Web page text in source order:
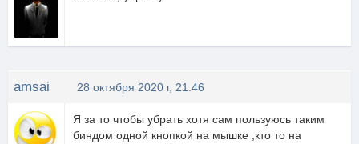
amsai 28 октября 2020 г, 21:46
Я за то чтобы убрать хотя сам пользуюсь таким
биндом одной кнопкой на мышке ,кто то на